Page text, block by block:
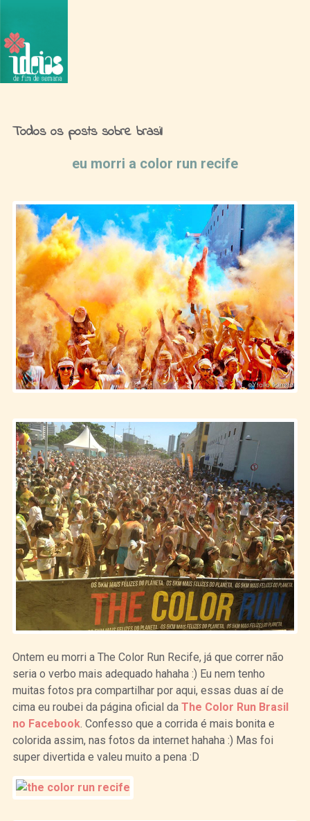
Todos os posts sobre brasil
eu morri a color run recife
Ontem eu morri a The Color Run Recife, já que correr não
seria o verbo mais adequado hahaha :) Eu nem tenho
muitas fotos pra compartilhar por aqui, essas duas aí de
cima eu roubei da página oficial da The Color Run Brasil
no Facebook. Confesso que a corrida é mais bonita e
colorida assim, nas fotos da internet hahaha :) Mas foi
super divertida e valeu muito a pena :D